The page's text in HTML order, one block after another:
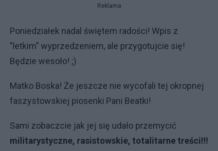
Reklama
Poniedziałek nadal świętem radości! Wpis z
"letkim" wyprzedzeniem, ale przygotujcie się!
Będzie wesoło! ;)
Matko Boska! Że jeszcze nie wycofali tej okropnej
faszystowskiej piosenki Pani Beatki!
Sami zobaczcie jak jej się udało przemycić
militarystyczne, rasistowskie, totalitarne treści!!!